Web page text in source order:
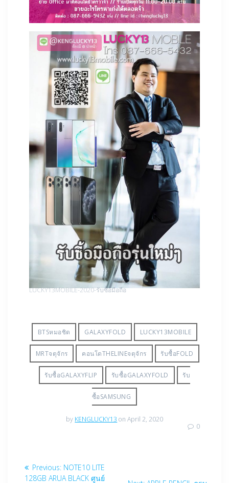
LUCKY13MOBILE-2020-รับซื้อมือถือ
BTSหมอชิต GALAXYFOLD LUCKY13MOBILE
MRTจตุจักร คอนโดTHELINEจตุจักร รับซื้อFOLD
รับซื้อGALAXYFLIP รับซื้อGALAXYFOLD รับ
ซื้อSAMSUNG
by KENGLUCKY13 on April 2, 2020
0
PostPrevious: Previous
post:
NOTE10 LITE
128GB ARUA BLACK ศูนย์